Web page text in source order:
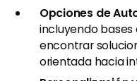
Opciones de
incluyendo
encontrar
orientada hacia